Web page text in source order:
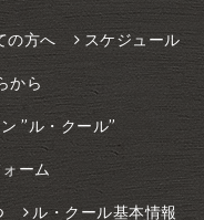
の方へ スケジュール
から
”ル・クール”
ーム
ル・クール基本情報